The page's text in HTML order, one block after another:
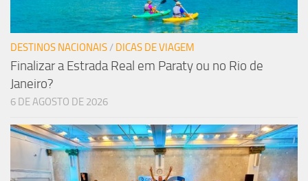
DESTINOS NACIONAIS/ DICAS DE VIAGEM
Finalizar a Estrada Real em Paraty ou no Rio de
Janeiro?
6 DE AGOSTO DE 2026